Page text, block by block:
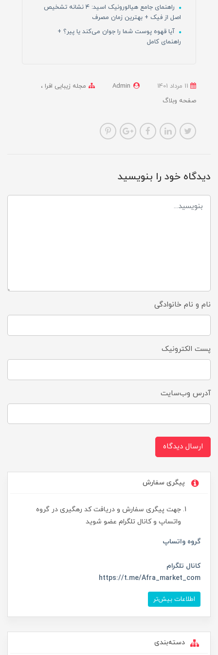
راهنمای جامع هیالورونیک اسید: ۴ نشانه تشخیص
اصل از فیک + بهترین زمان مصرف
آیا قهوه پوست شما را جوان می‌کند یا پیر؟ +
راهنمای کامل
Admin
مجله زیبایی افرا
صفحه وبلاگ
دیدگاه خود را بنویسید
نام و نام خانوادگی
پست الکترونیک
آدرس وب‌سایت
ارسال دیدگاه
پیگری سفارش
جهت پیگری سفارش و دریافت کد رهگیری در گروه
واتساپ و کانال تلگرام عضو شوید
گروه واتساپ
کانال تلگرام
https://t.me/Afra_market_com
اطلاعات بیش‌تر
دسته‌بندی